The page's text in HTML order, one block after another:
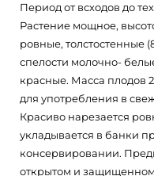
Период от всходов до
Растение мощное,
ровные, толстостенные
спелости молочно-
красные. Масса плодов
для употребления в
Красиво нарезается
укладывается в банки
консервировании.
открытом и защищенном